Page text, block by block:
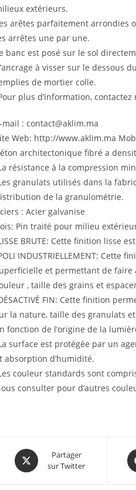
extérieurs.
arêtes parfaitement arrondies
arrêtes une par une.
banc est posé sur le sol
à visser sur le dessous
de mortier colle.
plus d’information, contactez
mail : contact@aklim.ma
Web: http://www.aklim.ma
architectonique fibré a
résistance à la compression
granulats utilisés dans la
de la granulométrie.
: Acier galvanise
Pin traité pour milieu
BRUTE: Cette finition lisse
INDUSTRIELLEMENT:
et permettant de
, taille des grains et
FIN: Cette finition
la nature, taille des granulats
fonction de l’origine de la
surface est protégée par un
absorption d’humidité.
couleur standards sont
consulter pour d’autres
Partager
sur Twitter